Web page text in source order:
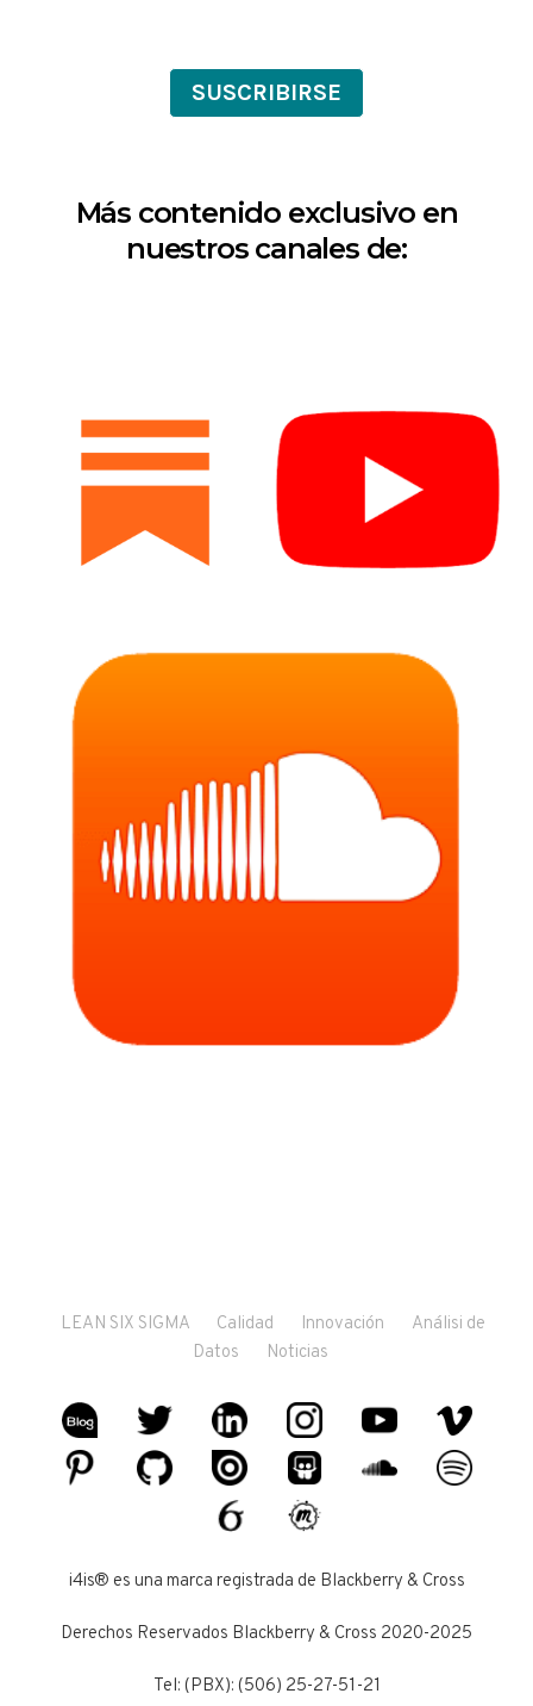
SUSCRIBIRSE
Más contenido exclusivo en
nuestros canales de:
LEAN SIX SIGMA Calidad Innovación
Análisi de
Datos
Noticias
i4is® es una marca registrada de Blackberry & Cross
Derechos Reservados Blackberry & Cross 2020-2025
Tel: (PBX): (506) 25-27-51-21